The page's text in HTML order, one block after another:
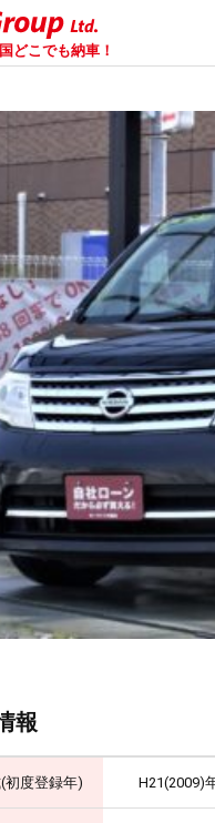
どこでも納車！
報
初度登録年) H21(2009)